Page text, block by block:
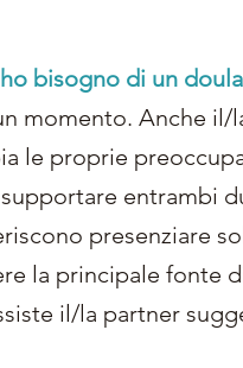
bisogno di un
momento. Anche il/
le proprie
entrambi
presenziare
la principale fonte
il/la partner